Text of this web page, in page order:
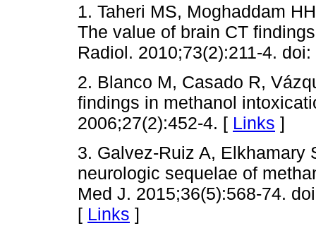
1. Taheri MS, Moghaddam
The value of brain CT
Radiol. 2010;73(2):211-4.
2. Blanco M, Casado R,
findings in methanol
2006;27(2):452-4. [ Links ]
3. Galvez-Ruiz A, Elkhamary
neurologic sequelae of
Med J. 2015;36(5):568-74.
[ Links ]